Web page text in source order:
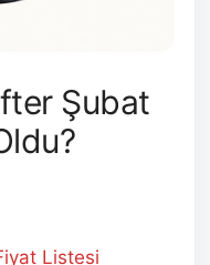
Şubat
Listesi